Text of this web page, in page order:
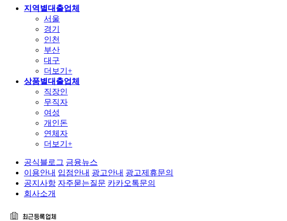
지역별대출업체
서울
경기
인천
부산
대구
더보기+
상품별대출업체
직장인
무직자
여성
개인돈
연체자
더보기+
공식블로그 금융뉴스
이용안내 입점안내 광고안내 광고제휴문의
공지사항 자주묻는질문 카카오톡문의
회사소개